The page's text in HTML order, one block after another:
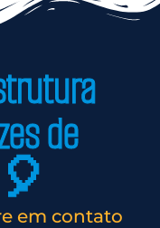
de
em contato